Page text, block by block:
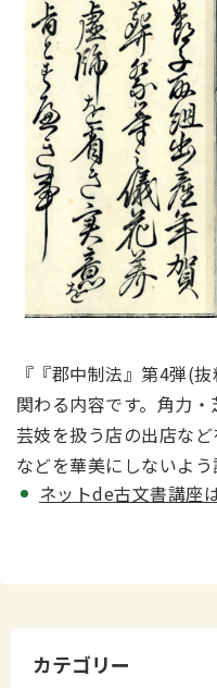
『『郡中制法』第4弾(
関わる内容です。角力
芸妓を扱う店の出店な
などを華美にしないよう
ネットde古文書講座
カテゴリー